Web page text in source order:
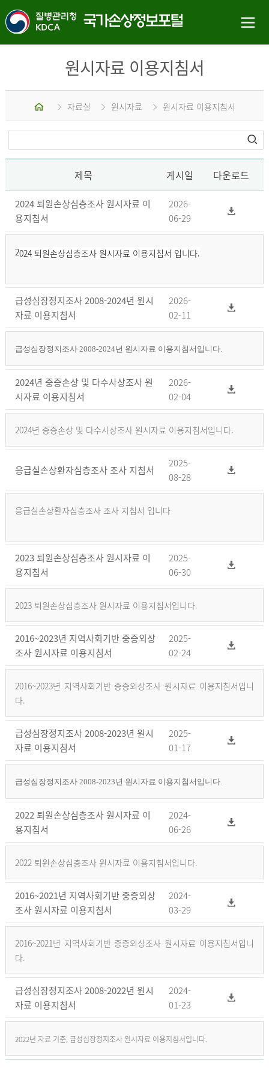
원시자료 이용지침서
홈 자료실 원시자료 원시자료 이용지침서
제목 게시일 다운로드
2024 퇴원손상심층조사 원시자료 이
용지침서
2026-
06-29
2024 퇴원손상심층조사 원시자료 이용지침서 입니다.
급성심장정지조사 2008-2024년 원시
자료 이용지침서
2026-
02-11
급성심장정지조사 2008-2024년 원시자료 이용지침서입니다.
2024년 중증손상 및 다수사상조사 원
시자료 이용지침서
2026-
02-04
2024년 중증손상 및 다수사상조사 원시자료 이용지침서입니다.
응급실손상환자심층조사 조사 지침서
2025-
08-28
응급실손상환자심층조사 조사 지침서 입니다
2023 퇴원손상심층조사 원시자료 이
용지침서
2025-
06-30
2023 퇴원손상심층조사 원시자료 이용지침서입니다.
2016~2023년 지역사회기반 중증외상
조사 원시자료 이용지침서
2025-
02-24
2016~2023년 지역사회기반 중증외상조사 원시자료 이용지침서입니
다.
급성심장정지조사 2008-2023년 원시
자료 이용지침서
2025-
01-17
급성심장정지조사 2008-2023년 원시자료 이용지침서입니다.
2022 퇴원손상심층조사 원시자료 이
용지침서
2024-
06-26
2022 퇴원손상심층조사 원시자료 이용지침서입니다.
2016~2021년 지역사회기반 중증외상
조사 원시자료 이용지침서
2024-
03-29
2016~2021년 지역사회기반 중증외상조사 원시자료 이용지침서입니
다.
급성심장정지조사 2008-2022년 원시
자료 이용지침서
2024-
01-23
2022년 자료 기준, 급성심장정지조사 원시자료 이용지침서입니다.